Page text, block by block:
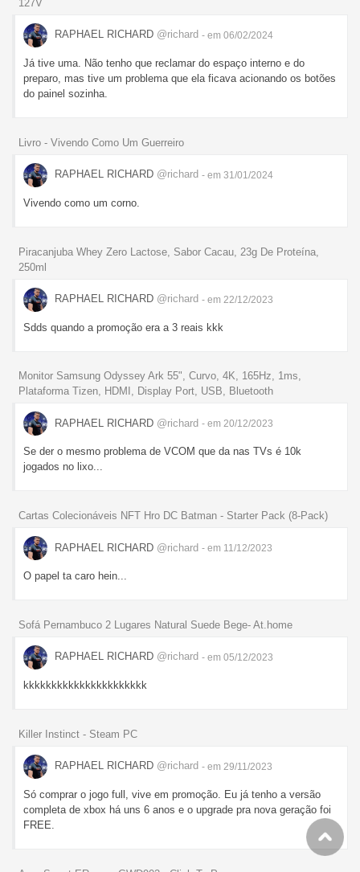
127V
RAPHAEL RICHARD @richard - em 06/02/2024
Já tive uma. Não tenho que reclamar do espaço interno e do
preparo, mas tive um problema que ela ficava acionando os botões
do painel sozinha.
Livro - Vivendo Como Um Guerreiro
RAPHAEL RICHARD @richard - em 31/01/2024
Vivendo como um corno.
Piracanjuba Whey Zero Lactose, Sabor Cacau, 23g De Proteína,
250ml
RAPHAEL RICHARD @richard - em 22/12/2023
Sdds quando a promoção era a 3 reais kkk
Monitor Samsung Odyssey Ark 55", Curvo, 4K, 165Hz, 1ms,
Plataforma Tizen, HDMI, Display Port, USB, Bluetooth
RAPHAEL RICHARD @richard - em 20/12/2023
Se der o mesmo problema de VCOM que da nas TVs é 10k
jogados no lixo...
Cartas Colecionáveis NFT Hro DC Batman - Starter Pack (8-Pack)
RAPHAEL RICHARD @richard - em 11/12/2023
O papel ta caro hein...
Sofá Pernambuco 2 Lugares Natural Suede Bege- At.home
RAPHAEL RICHARD @richard - em 05/12/2023
kkkkkkkkkkkkkkkkkkkkkk
Killer Instinct - Steam PC
RAPHAEL RICHARD @richard - em 29/11/2023
Só comprar o jogo full, vive em promoção. Eu já tenho a versão
completa de xbox há uns 6 anos e o upgrade pra nova geração foi
FREE.